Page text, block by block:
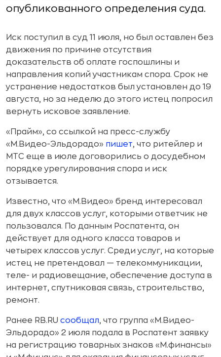
опубликованного определения суда.
Иск поступил в суд 11 июля, но был оставлен без
движения по причине отсутствия
доказательств об оплате госпошлины и
направления копий участникам спора. Срок не
устранение недостатков был установлен до 19
августа, но за неделю до этого истец попросил
вернуть исковое заявление.
«Прайм», со ссылкой на пресс-службу
«М.Видео-Эльдорадо» пишет, что ритейлер и
МТС еще в июле договорились о досудебном
порядке урегулирования спора и иск
отзывается.
Известно, что «М.Видео» бренд интересовал
для двух классов услуг, которыми ответчик не
пользовался. По данным Роспатента, он
действует для одного класса товаров и
четырех классов услуг. Среди услуг, на которые
истец не претендовал — телекоммуникации,
теле- и радиовещание, обеспечение доступа в
интернет, спутниковая связь, строительство,
ремонт.
Ранее RB.RU сообщал, что группа «М.Видео-
Эльдорадо» 2 июля подала в Роспатент заявку
на регистрацию товарных знаков «М.финансы»